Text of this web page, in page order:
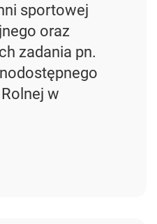
sportowej
oraz
zadania pn.
w